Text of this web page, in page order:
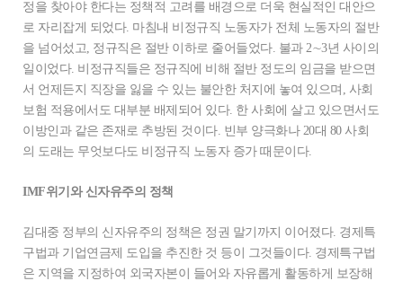
정을 찾아야 한다는 정책적 고려를 배경으로 더욱 현실적인 대안으
로 자리잡게 되었다. 마침내 비정규직 노동자가 전체 노동자의 절반
을 넘어섰고, 정규직은 절반 이하로 줄어들었다. 불과 2∼3년 사이의
일이었다. 비정규직들은 정규직에 비해 절반 정도의 임금을 받으면
서 언제든지 직장을 잃을 수 있는 불안한 처지에 놓여 있으며, 사회
보험 적용에서도 대부분 배제되어 있다. 한 사회에 살고 있으면서도
이방인과 같은 존재로 추방된 것이다. 빈부 양극화나 20대 80 사회
의 도래는 무엇보다도 비정규직 노동자 증가 때문이다.
IMF위기와 신자유주의 정책
김대중 정부의 신자유주의 정책은 정권 말기까지 이어졌다. 경제특
구법과 기업연금제 도입을 추진한 것 등이 그것들이다. 경제특구법
은 지역을 지정하여 외국자본이 들어와 자유롭게 활동하게 보장해